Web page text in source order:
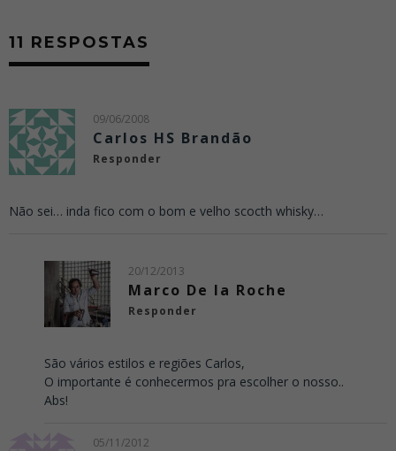
11 RESPOSTAS
09/06/2008
Carlos HS Brandão
Responder
Não sei… inda fico com o bom e velho scocth whisky…
20/12/2013
Marco De la Roche
Responder
São vários estilos e regiões Carlos,
O importante é conhecermos pra escolher o nosso..
Abs!
05/11/2012